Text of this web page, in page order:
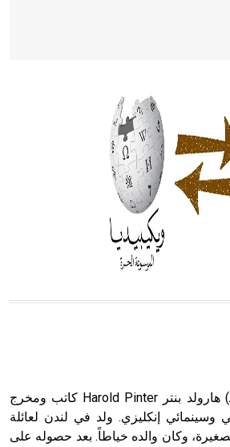
التغذية، ورسالته في جروح الرأس. ويعود
من الدين والفلسفة.
إفراز حيواني يتكون في البحر ويتركب
وهو أحمر أو شديد الحمرة وهو
بكبر الحجم ويسمى الش
فرنسية اللفظ تم اعتمادها مصطلحاً
- هل تعلم أن أبجر Abgar اسم معروف جيداً يعود إلى عدد من
بنتر (هارولد ـ) (1930 ـ) هارولد بنتر Harold Pinter كاتب ومخرج
إنكليزي. ولد في لندن لعائلة
وكان والده خياطاً. بعد حصوله على